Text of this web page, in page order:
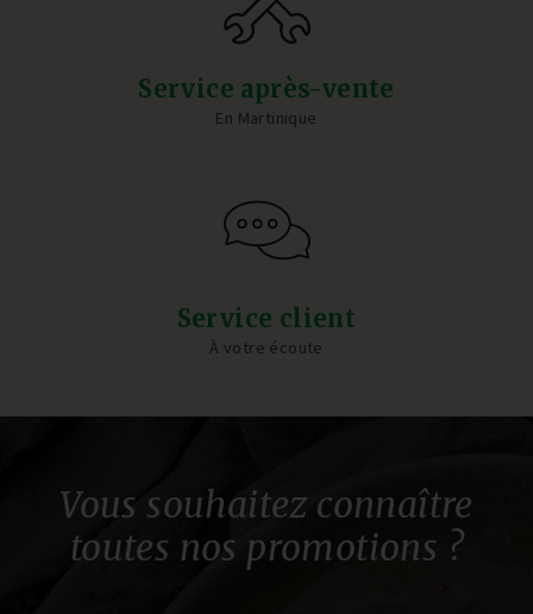
Service après-vente
En Martinique
Service client
À votre écoute
Vous souhaitez connaître
toutes nos promotions ?